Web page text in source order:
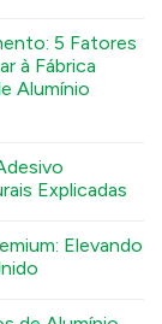
5 Fatores
à Fábrica
Alumínio
Explicadas
Elevando